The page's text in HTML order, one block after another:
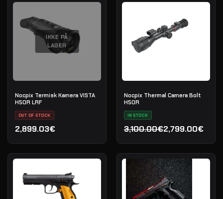
IKKE PÅ
LAGER
Nocpix Termisk Kamera VISTA
H50R LRF
OUT OF STOCK
2,899.03€
Nocpix Thermal Camera Bolt
H50R
IN STOCK
3,100.00€
Den oprindelige pris var:
2,799.00€
Den aktuelle pris er: